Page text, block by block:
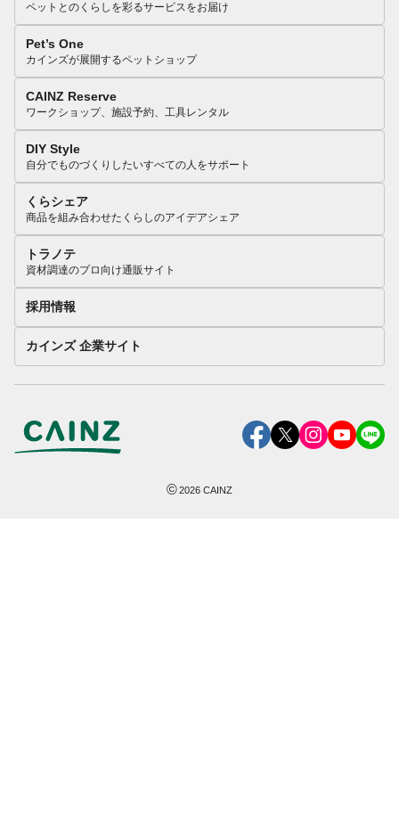
ペットとのくらしを彩るサービスをお届け
Pet’s One
カインズが展開するペットショップ
CAINZ Reserve
ワークショップ、施設予約、工具レンタル
DIY Style
自分でものづくりしたいすべての人をサポート
くらシェア
商品を組み合わせたくらしのアイデアシェア
トラノテ
資材調達のプロ向け通販サイト
採用情報
カインズ 企業サイト
©2026 CAINZ